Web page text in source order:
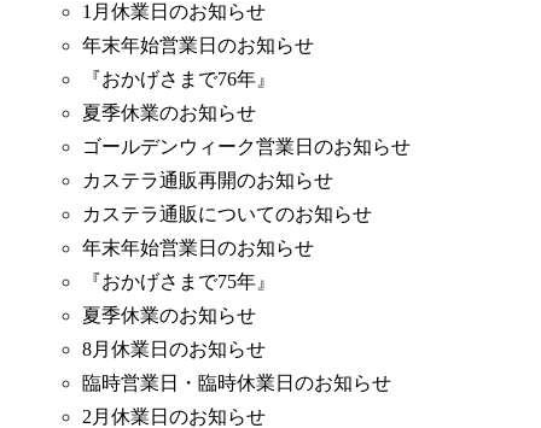
1月休業日のお知らせ
年末年始営業日のお知らせ
『おかげさまで76年』
夏季休業のお知らせ
ゴールデンウィーク営業日のお知らせ
カステラ通販再開のお知らせ
カステラ通販についてのお知らせ
年末年始営業日のお知らせ
『おかげさまで75年』
夏季休業のお知らせ
8月休業日のお知らせ
臨時営業日・臨時休業日のお知らせ
2月休業日のお知らせ